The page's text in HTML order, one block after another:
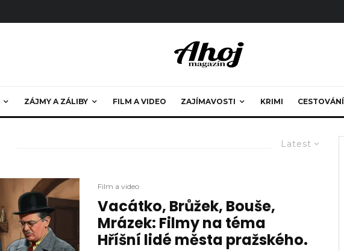
ZÁJMY A ZÁLIBY FILM A VIDEO ZAJÍMAVOSTI KRIMI CESTOVÁNÍ
Latest
Film a video
Vacátko, Brůžek, Bouše,
Mrázek: Filmy na téma
Hříšní lidé města pražského.